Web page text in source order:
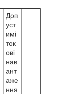
Доп
уст
имі
ток
ові
нав
ант
аже
ння